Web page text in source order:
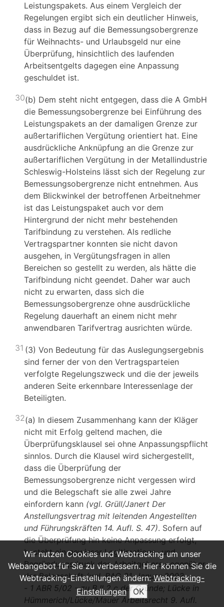
Leistungspakets. Aus einem Vergleich der
Regelungen ergibt sich ein deutlicher Hinweis,
dass in Bezug auf die Bemessungsobergrenze
für Weihnachts- und Urlaubsgeld nur eine
Überprüfung, hinsichtlich des laufenden
Arbeitsentgelts dagegen eine Anpassung
geschuldet ist.
30(b) Dem steht nicht entgegen, dass die A GmbH
die Bemessungsobergrenze bei Einführung des
Leistungspakets an der damaligen Grenze zur
außertariflichen Vergütung orientiert hat. Eine
ausdrückliche Anknüpfung an die Grenze zur
außertariflichen Vergütung in der Metallindustrie
Schleswig-Holsteins lässt sich der Regelung zur
Bemessungsobergrenze nicht entnehmen. Aus
dem Blickwinkel der betroffenen Arbeitnehmer
ist das Leistungspaket auch vor dem
Hintergrund der nicht mehr bestehenden
Tarifbindung zu verstehen. Als redliche
Vertragspartner konnten sie nicht davon
ausgehen, in Vergütungsfragen in allen
Bereichen so gestellt zu werden, als hätte die
Tarifbindung nicht geendet. Daher war auch
nicht zu erwarten, dass sich die
Bemessungsobergrenze ohne ausdrückliche
Regelung dauerhaft an einem nicht mehr
anwendbaren Tarifvertrag ausrichten würde.
31 (3) Von Bedeutung für das Auslegungsergebnis
sind ferner der von den Vertragsparteien
verfolgte Regelungszweck und die der jeweils
anderen Seite erkennbare Interessenlage der
Beteiligten.
32(a) In diesem Zusammenhang kann der Kläger
nicht mit Erfolg geltend machen, die
Überprüfungsklausel sei ohne Anpassungspflicht
sinnlos. Durch die Klausel wird sichergestellt,
dass die Überprüfung der
Bemessungsobergrenze nicht vergessen wird
und die Belegschaft sie alle zwei Jahre
einfordern kann (vgl. Grüll/Janert Der
Anstellungsvertrag mit leitenden Angestellten
und Führungskräften 14. Aufl. S. 47). Sofern auf
die Überprüfung hin keine Anpassung erfolgt,
besteht ein gewisser Legitimations- und
Begründungsdruck des Arbeitgebers gegenüber
der Belegschaft(vgl. BAG 21. Januar 2003
- 1 ABR 5/02 - zu B II 2 c der Gründe; Lücke in
Hümmerich/Lücke/Mauer Arbeitsrecht 9. Aufl.
Wir nutzen Cookies und Webtracking um unser
Webangebot für Sie zu verbessern. Hier können Sie die
Webtracking-Einstellungen ändern: Webtracking-
Einstellungen
OK